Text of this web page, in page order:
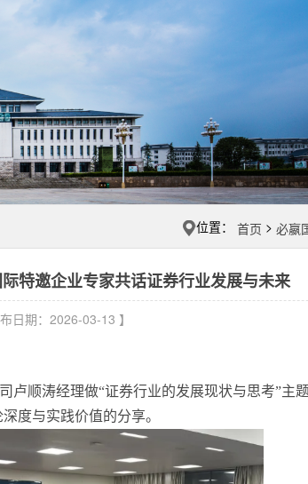
位置： 首页 > 必嬴
特邀企业专家共话证券行业发展与未来
日期：2026-03-13 】
卢顺涛经理做“证券行业的发展现状与思考”主
度与实践价值的分享。